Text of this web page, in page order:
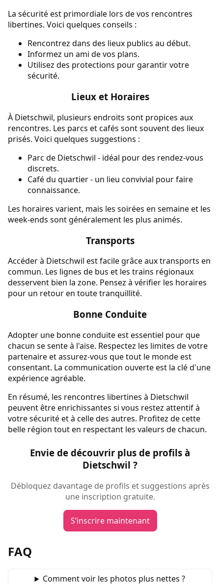
La sécurité est primordiale lors de vos rencontres
libertines. Voici quelques conseils :
Rencontrez dans des lieux publics au début.
Informez un ami de vos plans.
Utilisez des protections pour garantir votre
sécurité.
Lieux et Horaires
À Dietschwil, plusieurs endroits sont propices aux
rencontres. Les parcs et cafés sont souvent des lieux
prisés. Voici quelques suggestions :
Parc de Dietschwil - idéal pour des rendez-vous
discrets.
Café du quartier - un lieu convivial pour faire
connaissance.
Les horaires varient, mais les soirées en semaine et les
week-ends sont généralement les plus animés.
Transports
Accéder à Dietschwil est facile grâce aux transports en
commun. Les lignes de bus et les trains régionaux
desservent bien la zone. Pensez à vérifier les horaires
pour un retour en toute tranquillité.
Bonne Conduite
Adopter une bonne conduite est essentiel pour que
chacun se sente à l'aise. Respectez les limites de votre
partenaire et assurez-vous que tout le monde est
consentant. La communication ouverte est la clé d'une
expérience agréable.
En résumé, les rencontres libertines à Dietschwil
peuvent être enrichissantes si vous restez attentif à
votre sécurité et à celle des autres. Profitez de cette
belle région tout en respectant les valeurs de chacun.
Envie de découvrir plus de profils à
Dietschwil ?
Débloquez davantage de profils et suggestions après
une inscription gratuite.
S’inscrire maintenant
FAQ
Comment voir les photos plus nettes ?